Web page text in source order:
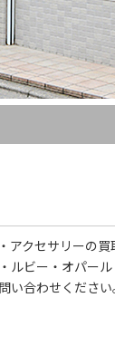
クセサリーの買
ビー・オパール
合わせください